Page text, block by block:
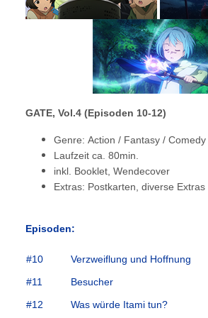
GATE, Vol.4 (Episoden 10-12)
Genre: Action / Fantasy / Comedy
Laufzeit ca. 80min.
inkl. Booklet, Wendecover
Extras: Postkarten, diverse
Episoden:
#10
Verzweiflung und Hoffnung
#11
Besucher
#12
Was würde Itami tun?